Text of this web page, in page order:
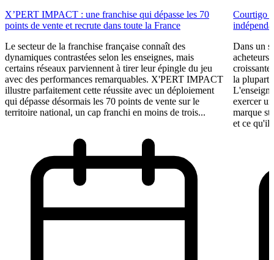
X’PERT IMPACT : une franchise qui dépasse les 70
points de vente et recrute dans toute la France
Le secteur de la franchise française connaît des
dynamiques contrastées selon les enseignes, mais
certains réseaux parviennent à tirer leur épingle du jeu
avec des performances remarquables. X'PERT IMPACT
illustre parfaitement cette réussite avec un déploiement
qui dépasse désormais les 70 points de vente sur le
territoire national, un cap franchi en moins de trois...
Courtigo :
Dans un
acheteurs
la plupart
exercer
marque
et ce qu'il